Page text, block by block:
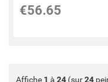
€56.65
Affiche 1 à 24 (sur24